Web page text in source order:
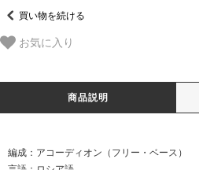
買い物を続ける
お気に入り
商品説明
編成：アコーディオン（フリー・ベース）